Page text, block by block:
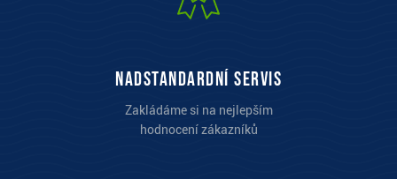
Nadstandardní servis
Zakládáme si na nejlepším
hodnocení zákazníků